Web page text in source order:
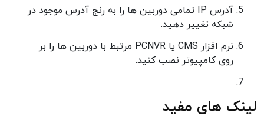
آدرس IP تمامی دوربین ها را به رنج آدرس موجود در
شبکه تغییر دهید.
نرم افزار CMS یا PCNVR مرتبط با دوربین ها را بر
روی کامپیوتر نصب کنید.
لینک های مفید